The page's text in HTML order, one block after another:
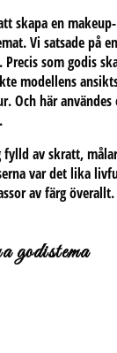
skapa en
Vi satsade på
som godis
modellens
Och här
fylld av skratt,
var det lika
av färg
godistema